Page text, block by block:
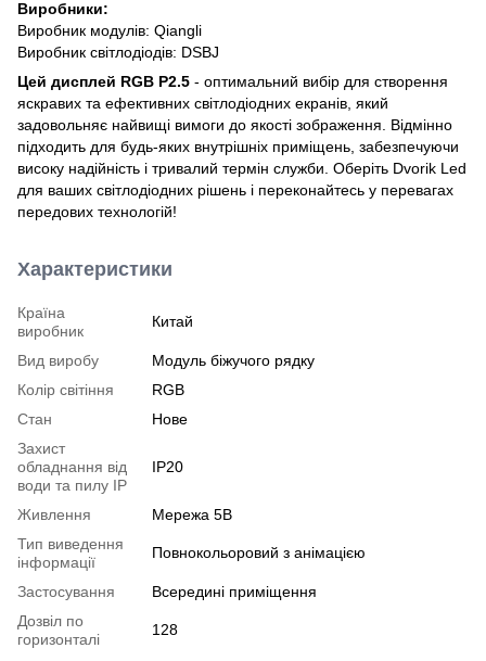
Виробники:
Виробник модулів: Qiangli
Виробник світлодіодів: DSBJ
Цей дисплей RGB P2.5 - оптимальний вибір для створення
яскравих та ефективних світлодіодних екранів, який
задовольняє найвищі вимоги до якості зображення. Відмінно
підходить для будь-яких внутрішніх приміщень, забезпечуючи
високу надійність і тривалий термін служби. Оберіть Dvorik Led
для ваших світлодіодних рішень і переконайтесь у перевагах
передових технологій!
Характеристики
Країна
виробник
Китай
Вид виробу
Модуль біжучого рядку
Колір світіння
RGB
Стан
Нове
Захист
обладнання від
води та пилу IP
IP20
Живлення
Мережа 5В
Тип виведення
інформації
Повнокольоровий з анімацією
Застосування
Всередині приміщення
Дозвіл по
горизонталі
128